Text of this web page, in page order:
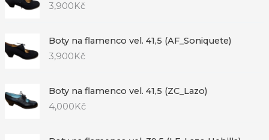
3,900Kč
Boty na flamenco vel. 41,5 (AF_Soniquete)
3,900Kč
Boty na flamenco vel. 41,5 (ZC_Lazo)
4,000Kč